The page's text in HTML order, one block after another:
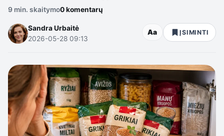
9 min. skaitymo0 komentarų
Sandra Urbaitė
2026-05-28 09:13
Aa ĮSIMINTI